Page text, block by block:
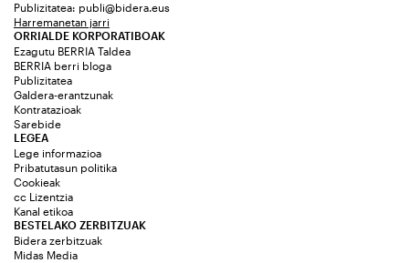
Publizitatea: publi@bidera.eus
Harremanetan jarri
ORRIALDE KORPORATIBOAK
Ezagutu BERRIA Taldea
BERRIA berri bloga
Publizitatea
Galdera-erantzunak
Kontratazioak
Sarebide
LEGEA
Lege informazioa
Pribatutasun politika
Cookieak
cc Lizentzia
Kanal etikoa
BESTELAKO ZERBITZUAK
Bidera zerbitzuak
Midas Media